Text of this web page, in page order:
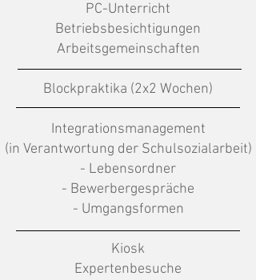
PC-Unterricht
Betriebsbesichtigungen
Arbeitsgemeinschaften
Blockpraktika (2x2 Wochen)
Integrationsmanagement
(in Verantwortung der Schulsozialarbeit)
- Lebensordner
- Bewerbergespräche
- Umgangsformen
Kiosk
Expertenbesuche